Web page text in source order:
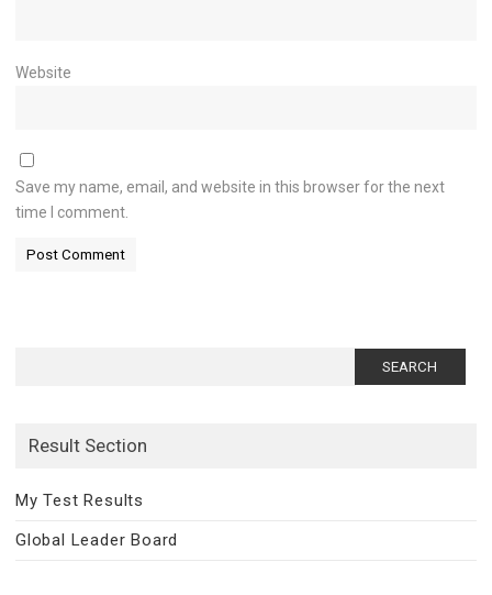
Website
Save my name, email, and website in this browser for the next
time I comment.
Result Section
My Test Results
Global Leader Board